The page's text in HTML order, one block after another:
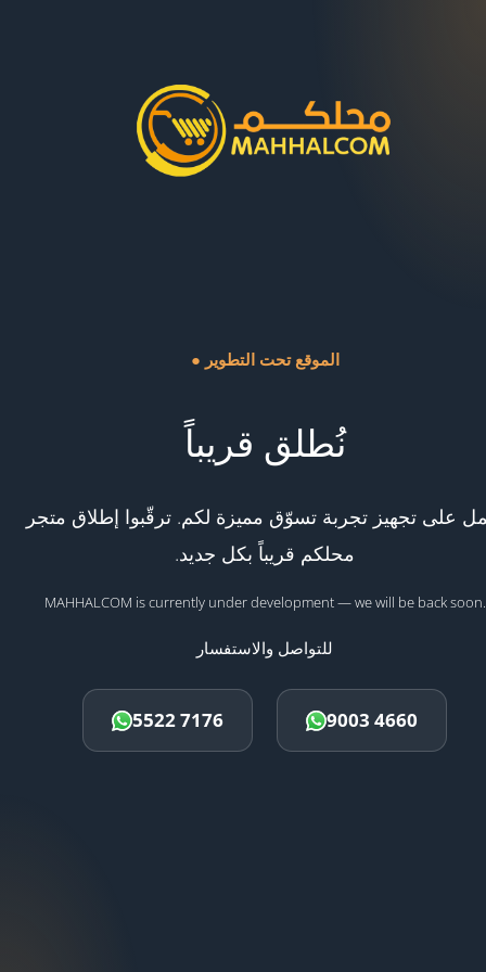
● الموقع تحت التطوير
نُطلق قريباً
على تجهيز تجربة تسوّق مميزة لكم. ترقّبوا إطلاق متجر
محلكم قريباً بكل جديد.
MAHHALCOM is currently under development — we will be back soon.
للتواصل والاستفسار
5522 7176 9003 4660